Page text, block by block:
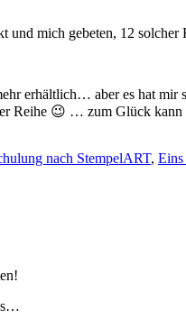
mich gebeten, 12
erhältlich… aber es hat
😉 … zum Glück kann
nach StempelART, Eins